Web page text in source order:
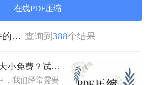
文件的朋友，请看完这篇文章，无需安
装，高效办公。
在线PDF压缩
不会压缩pdf文件的朋友，请看完这篇文章 查询到 388个结果
怎么压缩pdf文件大小免费？试试这二种压缩方法！
，我们经常需要